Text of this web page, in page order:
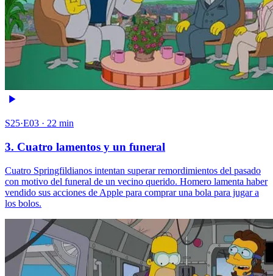
S25·E03 · 22 min
3. Cuatro lamentos y un funeral
Cuatro Springfildianos intentan superar remordimientos del pasado
con motivo del funeral de un vecino querido. Homero lamenta haber
vendido sus acciones de Apple para comprar una bola para jugar a
los bolos.